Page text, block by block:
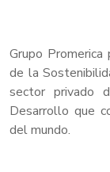
Grupo
de la
sector privado
Desarrollo que
del mundo.